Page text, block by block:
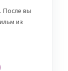
После вы
из